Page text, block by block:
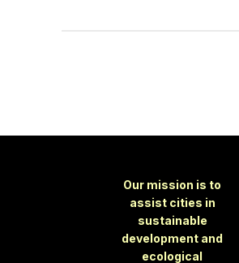
Our mission is to
assist cities in
sustainable
development and
ecological